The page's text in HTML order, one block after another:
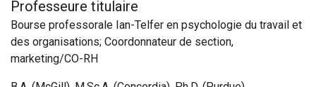
Professeure titulaire
Bourse professorale Ian-Telfer en psychologie du travail et
des organisations; Coordonnateur de section,
marketing/CO-RH